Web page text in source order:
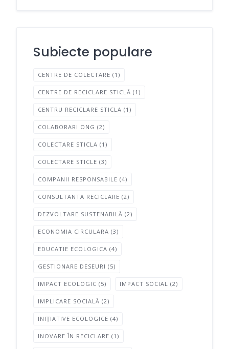
Subiecte populare
CENTRE DE COLECTARE (1)
CENTRE DE RECICLARE STICLĂ (1)
CENTRU RECICLARE STICLA (1)
COLABORARI ONG (2)
COLECTARE STICLA (1)
COLECTARE STICLE (3)
COMPANII RESPONSABILE (4)
CONSULTANTA RECICLARE (2)
DEZVOLTARE SUSTENABILĂ (2)
ECONOMIA CIRCULARA (3)
EDUCATIE ECOLOGICA (4)
GESTIONARE DESEURI (5)
IMPACT ECOLOGIC (5) IMPACT SOCIAL (2)
IMPLICARE SOCIALĂ (2)
INIȚIATIVE ECOLOGICE (4)
INOVARE ÎN RECICLARE (1)